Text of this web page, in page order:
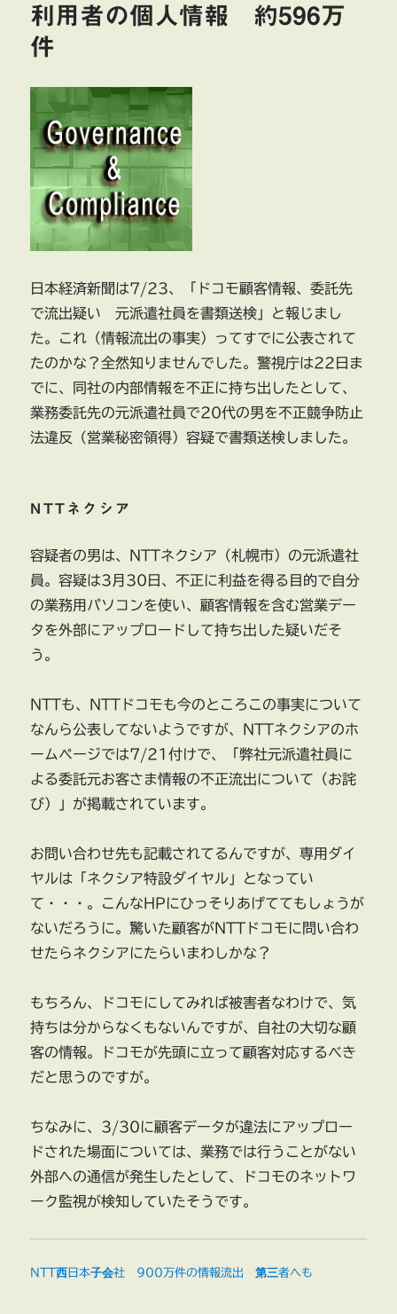
利用者の個人情報 約596万
件
日本経済新聞は7/23、「ドコモ顧客情報、委託先
で流出疑い 元派遣社員を書類送検」と報じまし
た。これ（情報流出の事実）ってすでに公表されて
たのかな？全然知りませんでした。警視庁は22日ま
でに、同社の内部情報を不正に持ち出したとして、
業務委託先の元派遣社員で20代の男を不正競争防止
法違反（営業秘密領得）容疑で書類送検しました。
NTTネクシア
容疑者の男は、NTTネクシア（札幌市）の元派遣社
員。容疑は3月30日、不正に利益を得る目的で自分
の業務用パソコンを使い、顧客情報を含む営業デー
タを外部にアップロードして持ち出した疑いだそ
う。
NTTも、NTTドコモも今のところこの事実について
なんら公表してないようですが、NTTネクシアのホ
ームページでは7/21付けで、「弊社元派遣社員に
よる委託元お客さま情報の不正流出について（お詫
び）」が掲載されています。
お問い合わせ先も記載されてるんですが、専用ダイ
ヤルは「ネクシア特設ダイヤル」となってい
て・・・。こんなHPにひっそりあげててもしょうが
ないだろうに。驚いた顧客がNTTドコモに問い合わ
せたらネクシアにたらいまわしかな？
もちろん、ドコモにしてみれば被害者なわけで、気
持ちは分からなくもないんですが、自社の大切な顧
客の情報。ドコモが先頭に立って顧客対応するべき
だと思うのですが。
ちなみに、3/30に顧客データが違法にアップロー
ドされた場面については、業務では行うことがない
外部への通信が発生したとして、ドコモのネットワ
ーク監視が検知していたそうです。
NTT西日本子会社 900万件の情報流出 第三者へも